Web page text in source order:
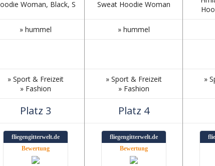
Woman, Black, S
Sweat Hoodie Woman
» hummel » hummel
» Sport & Freizeit
» Fashion
» Sport & Freizeit
» Fashion
»
Platz 3 Platz 4
fliegengitterwelt.de
Bewertung
fliegengitterwelt.de
Bewertung